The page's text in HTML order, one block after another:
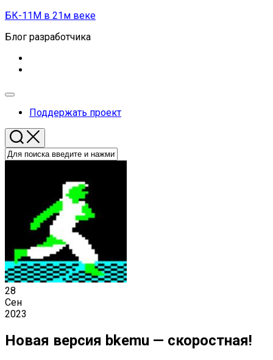
Перейти
содержанию
БК-11М в 21м веке
Блог разработчика
Развернуть
Поддержать проект
28
Сен
2023
Новая версия bkemu — скоростная!